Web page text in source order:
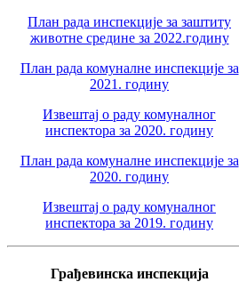
План рада инспекције за заштиту
животне средине за 2022.годину
План рада комуналне инспекције за
2021. годину
Извештај о раду комуналног
инспектора за 2020. годину
План рада комуналне инспекције за
2020. годину
Извештај о раду комуналног
инспектора за 2019. годину
Грађевинска инспекција